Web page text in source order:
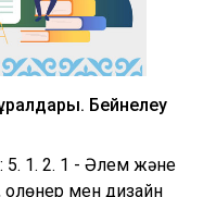
Бейнелеу
5. 1. 2. 1 - Әлем және
қолөнер мен дизайн